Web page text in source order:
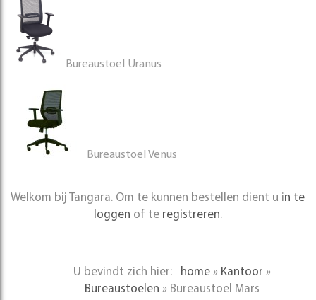
Bureaustoel Uranus
Bureaustoel Venus
Welkom bij Tangara. Om te kunnen bestellen dient u in te
loggen of te registreren.
U bevindt zich hier: home » Kantoor »
Bureaustoelen » Bureaustoel Mars